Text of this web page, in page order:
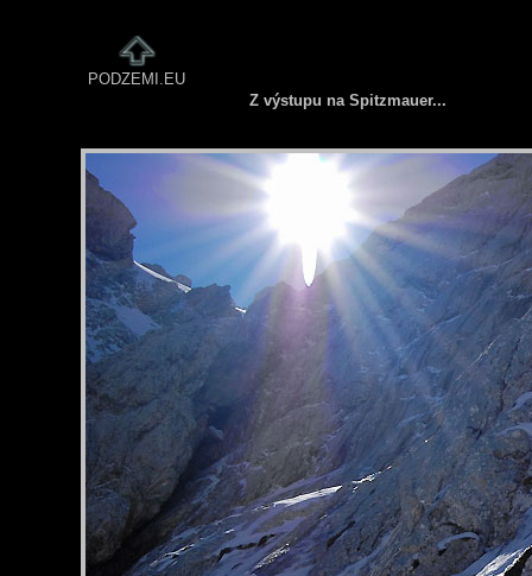
PODZEMI.EU
Z výstupu na Spitzmauer...